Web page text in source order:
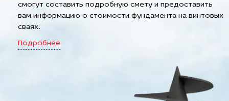
смогут составить подробную смету и предоставить
вам информацию о стоимости фундамента на винтовых
сваях.
Подробнее